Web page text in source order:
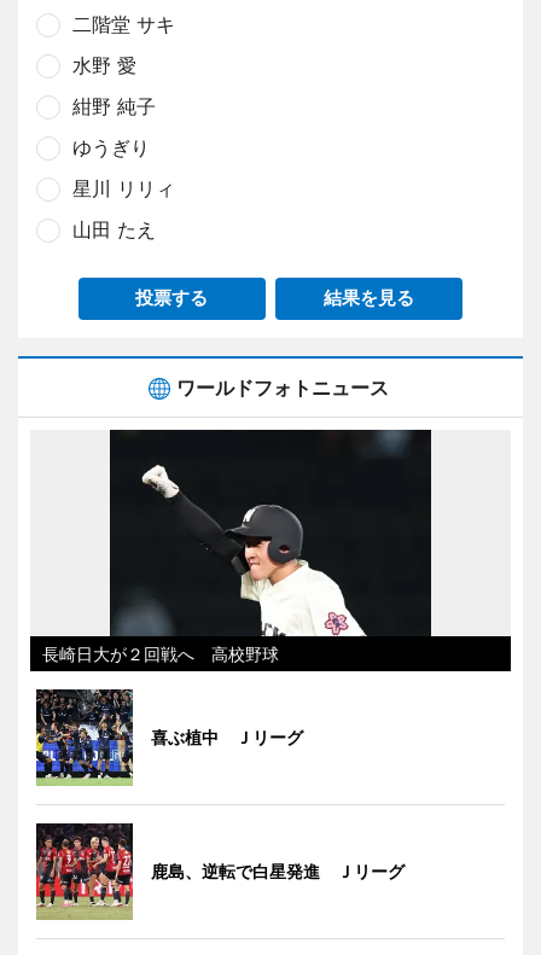
二階堂 サキ
水野 愛
紺野 純子
ゆうぎり
星川 リリィ
山田 たえ
投票する 結果を見る
ワールドフォトニュース
長崎日大が２回戦へ 高校野球
喜ぶ植中 Ｊリーグ
鹿島、逆転で白星発進 Ｊリーグ